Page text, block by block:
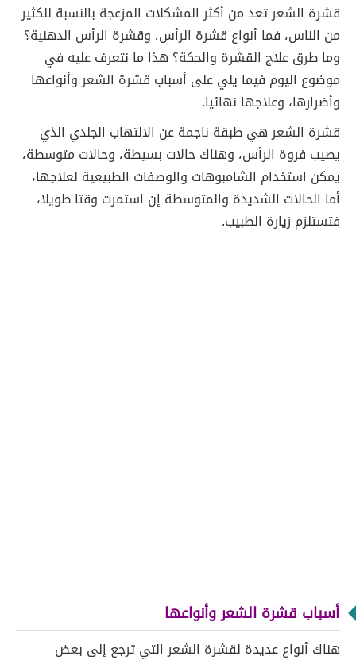
قشرة الشعر تعد من أكثر المشكلات المزعجة بالنسبة للكثير
من الناس، فما أنواع قشرة الرأس، وقشرة الرأس الدهنية؟
وما طرق علاج القشرة والحكة؟ هذا ما نتعرف عليه في
موضوع اليوم فيما يلي على أسباب قشرة الشعر وأنواعها
وأضرارها، وعلاجها نهائيا.
قشرة الشعر هي طبقة ناجمة عن الالتهاب الجلدي الذي
يصيب فروة الرأس، وهناك حالات بسيطة، وحالات متوسطة،
يمكن استخدام الشامبوهات والوصفات الطبيعية لعلاجها،
أما الحالات الشديدة والمتوسطة إن استمرت وقتا طويلا،
فتستلزم زيارة الطبيب.
أسباب قشرة الشعر وأنواعها
هناك أنواع عديدة لقشرة الشعر التي ترجع إلى بعض